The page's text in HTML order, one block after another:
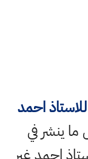
للاستاذ احمد
ينشر في